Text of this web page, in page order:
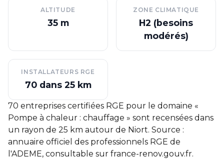
ALTITUDE
35 m
ZONE CLIMATIQUE
H2 (besoins
modérés)
INSTALLATEURS RGE
70 dans 25 km
70 entreprises certifiées RGE pour le domaine «
Pompe à chaleur : chauffage » sont recensées dans
un rayon de 25 km autour de Niort. Source :
annuaire officiel des professionnels RGE de
l'ADEME, consultable sur france-renov.gouv.fr.